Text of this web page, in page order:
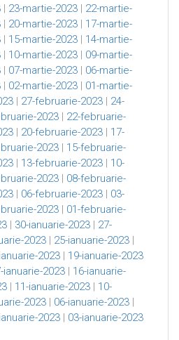
| 23-martie-2023 | 22-martie-
| 20-martie-2023 | 17-martie-
| 15-martie-2023 | 14-martie-
| 10-martie-2023 | 09-martie-
| 07-martie-2023 | 06-martie-
| 02-martie-2023 | 01-martie-
| 27-februarie-2023 | 24-
2023 | 22-februarie-
| 20-februarie-2023 | 17-
2023 | 15-februarie-
| 13-februarie-2023 | 10-
2023 | 08-februarie-
| 06-februarie-2023 | 03-
2023 | 01-februarie-
| 30-ianuarie-2023 | 27-
2023 | 25-ianuarie-2023 |
2023 | 19-ianuarie-2023
ianuarie-2023 | 16-ianuarie-
| 11-ianuarie-2023 | 10-
2023 | 06-ianuarie-2023 |
2023 | 03-ianuarie-2023